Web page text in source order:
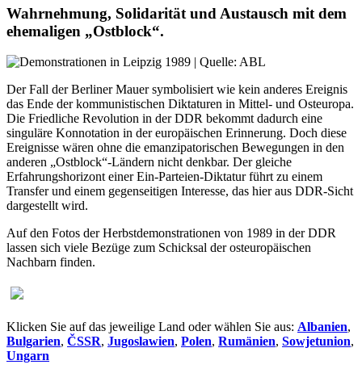
Wahrnehmung, Solidarität und Austausch mit dem
ehemaligen „Ostblock“.
Der Fall der Berliner Mauer symbolisiert wie kein anderes Ereignis
das Ende der kommunistischen Diktaturen in Mittel- und Osteuropa.
Die Friedliche Revolution in der DDR bekommt dadurch eine
singuläre Konnotation in der europäischen Erinnerung. Doch diese
Ereignisse wären ohne die emanzipatorischen Bewegungen in den
anderen „Ostblock“-Ländern nicht denkbar. Der gleiche
Erfahrungshorizont einer Ein-Parteien-Diktatur führt zu einem
Transfer und einem gegenseitigen Interesse, das hier aus DDR-Sicht
dargestellt wird.
Auf den Fotos der Herbstdemonstrationen von 1989 in der DDR
lassen sich viele Bezüge zum Schicksal der osteuropäischen
Nachbarn finden.
Klicken Sie auf das jeweilige Land oder wählen Sie aus: Albanien,
Bulgarien, ČSSR, Jugoslawien, Polen, Rumänien, Sowjetunion,
Ungarn